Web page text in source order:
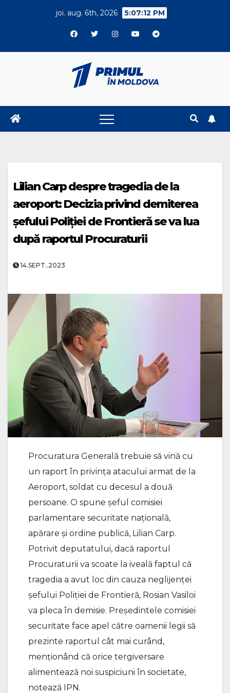
joi. aug. 6th, 2026 5:07:13 PM
Lilian Carp despre tragedia de la
aeroport: Decizia privind demiterea
șefului Poliției de Frontieră se va lua
după raportul Procuraturii
14.SEPT..2023
Procuratura Generală trebuie să vină cu
un raport în privința atacului armat de la
Aeroport, soldat cu decesul a două
persoane. O spune șeful comisiei
parlamentare securitate națională,
apărare și ordine publică, Lilian Carp.
Potrivit deputatului, dacă raportul
Procuraturii va scoate la iveală faptul că
tragedia a avut loc din cauza neglijenței
șefului Poliției de Frontieră, Rosian Vasiloi
va pleca în demisie. Președintele comisiei
securitate face apel către oamenii legii să
prezinte raportul cât mai curând,
menționând că orice tergiversare
alimentează noi suspiciuni în societate,
notează IPN.